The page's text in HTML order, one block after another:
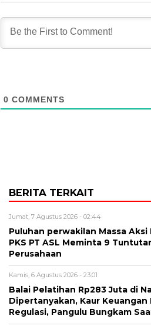
0 COMMENTS
BERITA TERKAIT
Jumat, 7 Agustus 2026 - 02:44
Puluhan perwakilan Massa
PKS PT ASL Meminta 9
Perusahaan
Kamis, 6 Agustus 2026 - 23:01
Balai Pelatihan Rp283 Juta di
Dipertanyakan, Kaur Keuangan
Regulasi, Pangulu Bungkam